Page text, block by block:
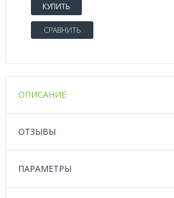
КУПИТЬ
СРАВНИТЬ
ОПИСАНИЕ
ОТЗЫВЫ
ПАРАМЕТРЫ